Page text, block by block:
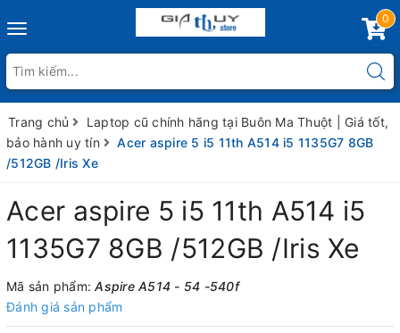
Toggle
0
Trang chủ
Laptop cũ chính hãng tại Buôn Ma Thuột | Giá tốt,
bảo hành uy tín
Acer aspire 5 i5 11th A514 i5 1135G7 8GB
/512GB /Iris Xe
Acer aspire 5 i5 11th A514 i5
1135G7 8GB /512GB /Iris Xe
Mã sản phẩm:Aspire A514 - 54 -540f
Đánh giá sản phẩm